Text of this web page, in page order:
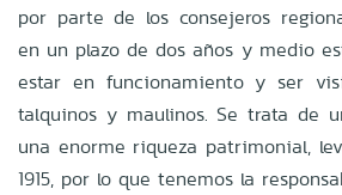
por parte de los consejeros
en un plazo de dos años y medio
estar en funcionamiento y ser
talquinos y maulinos. Se trata de
una enorme riqueza patrimonial,
1915, por lo que tenemos la